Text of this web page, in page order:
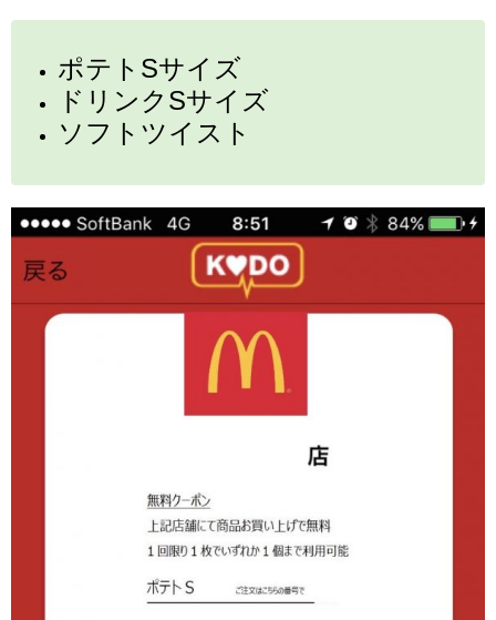
ポテトSサイズ
ドリンクSサイズ
ソフトツイスト